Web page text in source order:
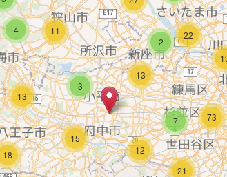
11
4
3
2
12
13
15
13
22
7
21
18
73